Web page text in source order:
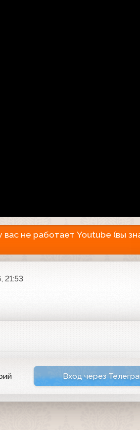
не работает Youtube (вы
21:53
Вход через